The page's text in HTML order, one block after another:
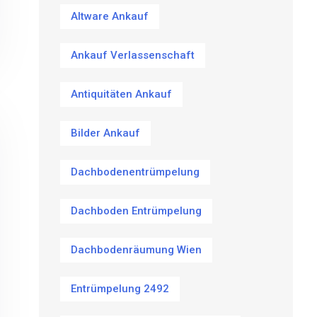
Altware Ankauf
Ankauf Verlassenschaft
Antiquitäten Ankauf
Bilder Ankauf
Dachbodenentrümpelung
Dachboden Entrümpelung
Dachbodenräumung Wien
Entrümpelung 2492